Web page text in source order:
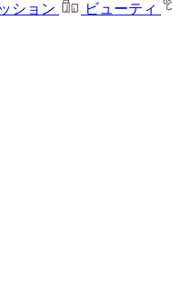
ション ビューティ